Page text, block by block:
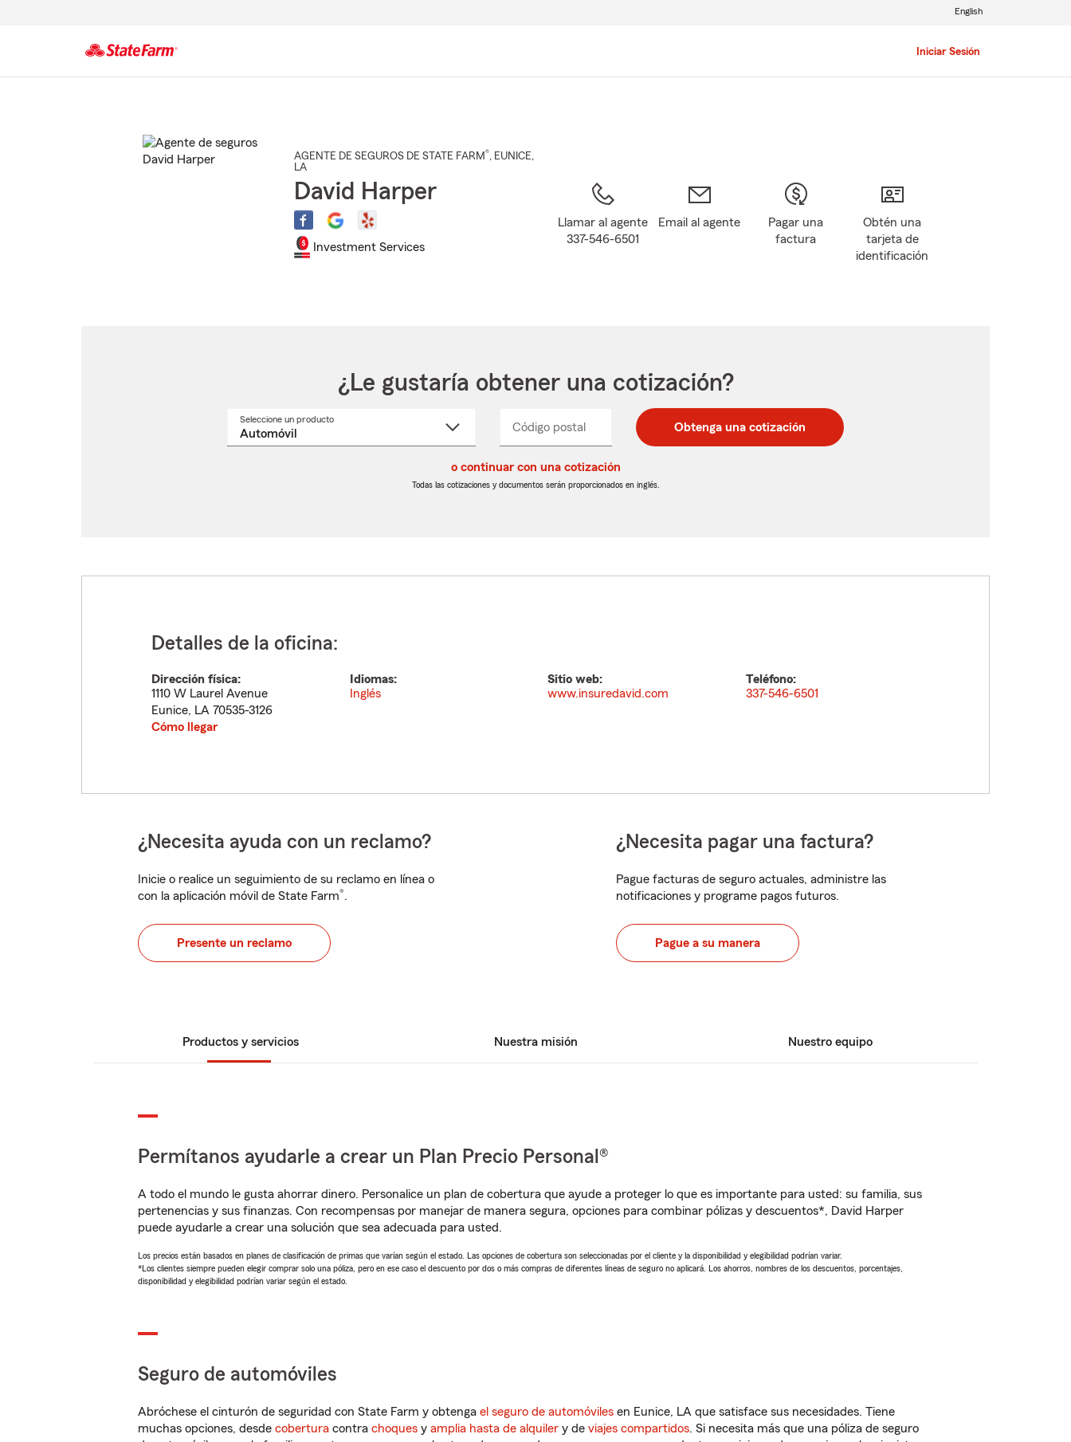
Iniciar Sesión
English
AGENTE DE SEGUROS DE STATE FARM®, EUNICE,
LA
David Harper
Investment Services
Llamar al agente
337-546-6501
Email al agente
Pagar una
factura
Obtén una
tarjeta de
identificación
¿Le gustaría obtener una cotización?
Seleccione un productoSeleccione
Código postal
postal
de
postal
de
_____ Obtenga una cotización
o continuar con una cotización
Todas las cotizaciones y documentos serán proporcionados en inglés.
Detalles de la oficina:
Dirección física:
1110 W Laurel Avenue
Eunice, LA 70535-3126
Cómo llegar
Idiomas:
Inglés
Sitio web:
www.insuredavid.com
Teléfono:
337-546-6501
¿Necesita ayuda con un reclamo?
Inicie o realice un seguimiento de su reclamo en línea o
con la aplicación móvil de State Farm®.
Presente un reclamo
¿Necesita pagar una factura?
Pague facturas de seguro actuales, administre las
notificaciones y programe pagos futuros.
Pague a su manera
Productos y servicios Nuestra misión Nuestro equipo
Permítanos ayudarle a crear un Plan Precio Personal®
A todo el mundo le gusta ahorrar dinero. Personalice un plan de cobertura que ayude a proteger lo que es importante para usted: su familia, sus
pertenencias y sus finanzas. Con recompensas por manejar de manera segura, opciones para combinar pólizas y descuentos*, David Harper
puede ayudarle a crear una solución que sea adecuada para usted.
Los precios están basados en planes de clasificación de primas que varían según el estado. Las opciones de cobertura son seleccionadas por el cliente y la disponibilidad y elegibilidad podrían variar.
*Los clientes siempre pueden elegir comprar solo una póliza, pero en ese caso el descuento por dos o más compras de diferentes líneas de seguro no aplicará. Los ahorros, nombres de los descuentos, porcentajes,
disponibilidad y elegibilidad podrían variar según el estado.
Seguro de automóviles
Abróchese el cinturón de seguridad con State Farm y obtenga el seguro de automóviles en Eunice, LA que satisface sus necesidades. Tiene
muchas opciones, desde cobertura contra choques y amplia hasta de alquiler y de viajes compartidos. Si necesita más que una póliza de seguro